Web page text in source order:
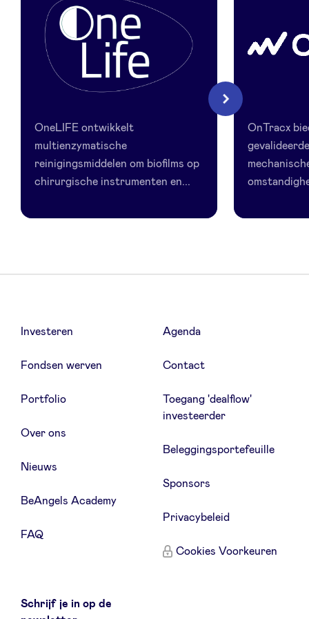
LinkedIn
OneLIFE ontwikkelt
multienzymatische
reinigingsmiddelen om biofilms op
chirurgische instrumenten en...
OnTracx
Volgende
Investeren
Fondsen werven
Portfolio
Over ons
Nieuws
BeAngels Academy
FAQ
Agenda
Contact
Toegang 'dealflow'
investeerder
Beleggingsportefeuille
Sponsors
Privacybeleid
Cookies Voorkeuren
Schrijf je in op de